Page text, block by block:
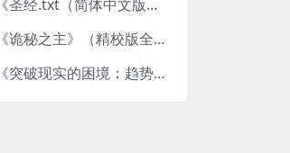
《圣经.txt（简体中文版）》作者：基督教译者：中国基督教协会
《诡秘之主》（精校版全本）作者：爱潜水的乌贼txt
《突破现实的困境：趋势、禀赋与企业家的大战略》pdf图书下载